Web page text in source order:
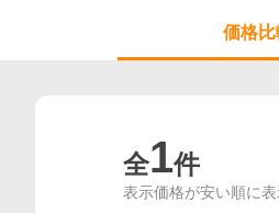
価格比
全1件
表示価格が安い順に